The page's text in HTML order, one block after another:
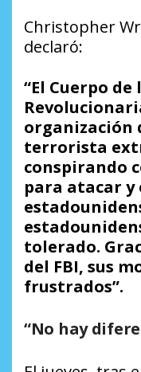
Christopher
declaró:
“El Cuerpo
organización
terrorista
conspirando
para atacar
tolerado.
del FBI, sus
frustrados”.
“No hay